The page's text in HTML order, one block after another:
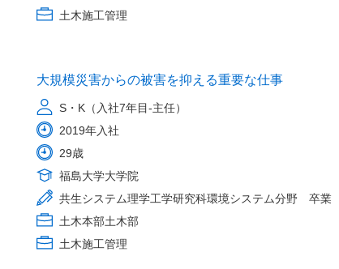
土木施工管理
大規模災害からの被害を抑える重要な仕事
S・K（入社7年目-主任）
2019年入社
29歳
福島大学大学院
共生システム理学工学研究科環境システム分野 卒業
土木本部土木部
土木施工管理